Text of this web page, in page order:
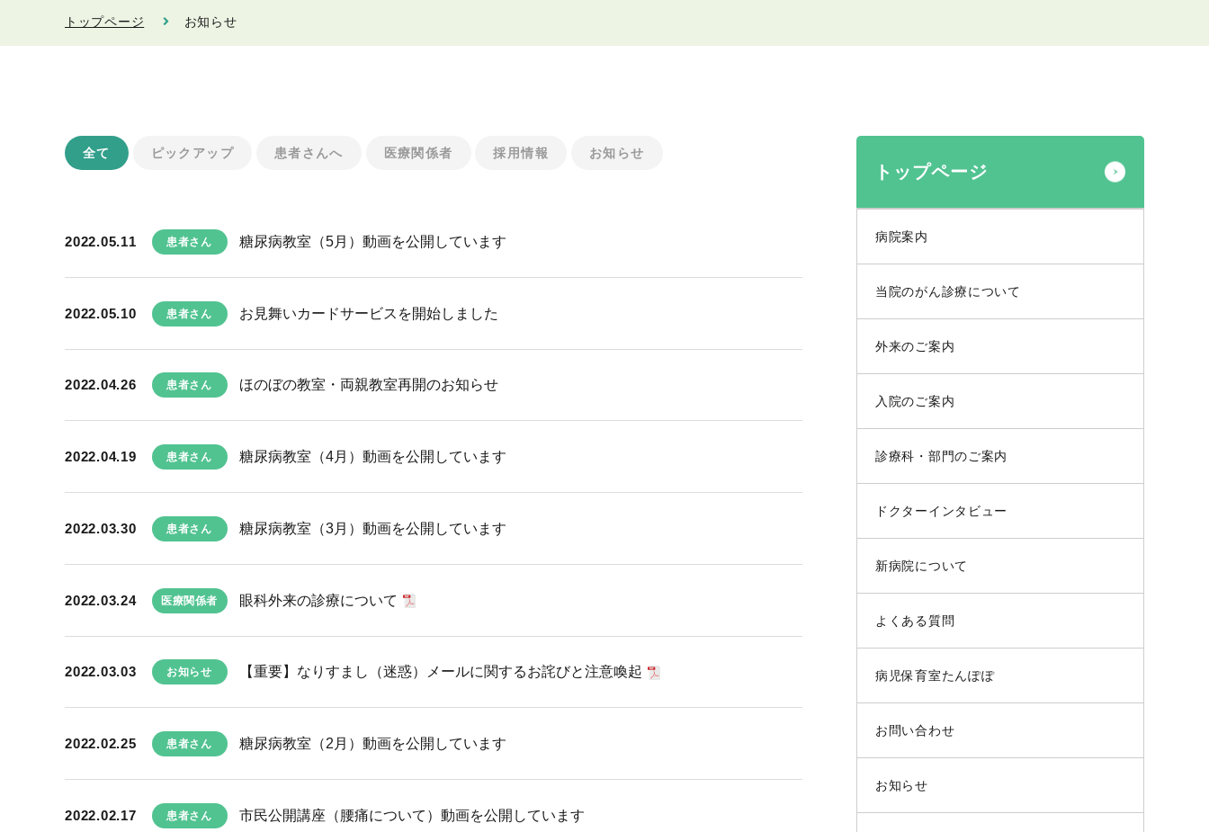
トップページ お知らせ
全て ピックアップ 患者さんへ 医療関係者 採用情報 お知らせ
2022.05.11 患者さん 糖尿病教室（5月）動画を公開しています
2022.05.10 患者さん お見舞いカードサービスを開始しました
2022.04.26 患者さん ほのぼの教室・両親教室再開のお知らせ
2022.04.19 患者さん 糖尿病教室（4月）動画を公開しています
2022.03.30 患者さん 糖尿病教室（3月）動画を公開しています
2022.03.24 医療関係者 眼科外来の診療について
2022.03.03 お知らせ 【重要】なりすまし（迷惑）メールに関するお詫びと注意喚起
2022.02.25 患者さん 糖尿病教室（2月）動画を公開しています
2022.02.17 患者さん 市民公開講座（腰痛について）動画を公開しています
トップページ
病院案内
当院のがん診療について
外来のご案内
入院のご案内
診療科・部門のご案内
ドクターインタビュー
新病院について
よくある質問
病児保育室たんぽぽ
お問い合わせ
お知らせ